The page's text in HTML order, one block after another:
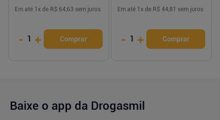
Em até 1 x de R$ 64,63 sem juros
- 1 + Comprar
Em até 1 x de R$ 44,81 sem juros
- 1 + Comprar
Baixe o app da Drogasmil